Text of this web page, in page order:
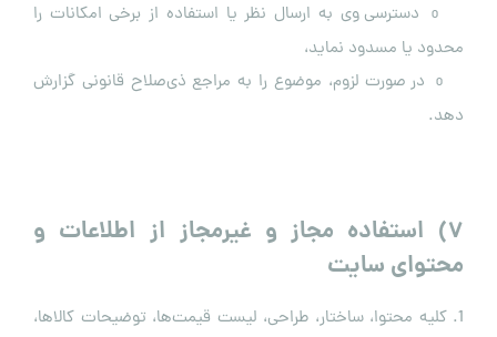
دسترسی وی به ارسال نظر یا استفاده از برخی امکانات را
محدود یا مسدود نماید،
o
در صورت لزوم، موضوع را به مراجع ذی‌صلاح قانونی گزارش
دهد.
۷) استفاده مجاز و غیرمجاز از اطلاعات و
محتوای سایت
1. کلیه محتوا، ساختار، طراحی، لیست قیمت‌ها، توضیحات کالاها،